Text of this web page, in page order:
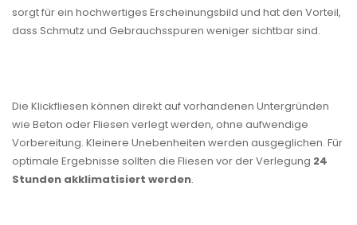
sorgt für ein hochwertiges Erscheinungsbild und hat den Vorteil,
dass Schmutz und Gebrauchsspuren weniger sichtbar sind.
Die Klickfliesen können direkt auf vorhandenen Untergründen
wie Beton oder Fliesen verlegt werden, ohne aufwendige
Vorbereitung. Kleinere Unebenheiten werden ausgeglichen. Für
optimale Ergebnisse sollten die Fliesen vor der Verlegung 24
Stunden akklimatisiert werden.